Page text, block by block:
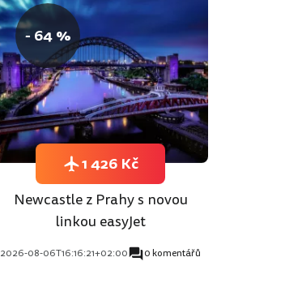
- 64 %
Newcastle z Prahy s novou
linkou easyJet
2026-08-06T16:16:21+02:00 0 komentářů
1 426 Kč